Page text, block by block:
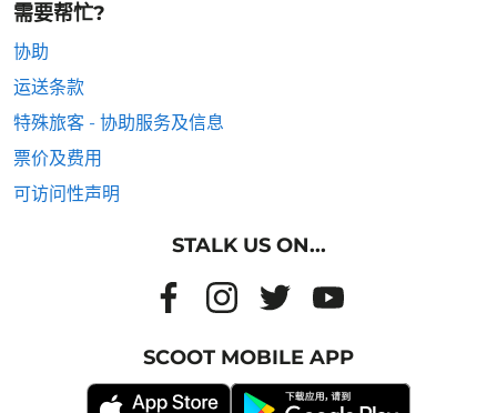
需要帮忙?
协助
运送条款
特殊旅客 - 协助服务及信息
票价及费用
可访问性声明
STALK US ON...
SCOOT MOBILE APP